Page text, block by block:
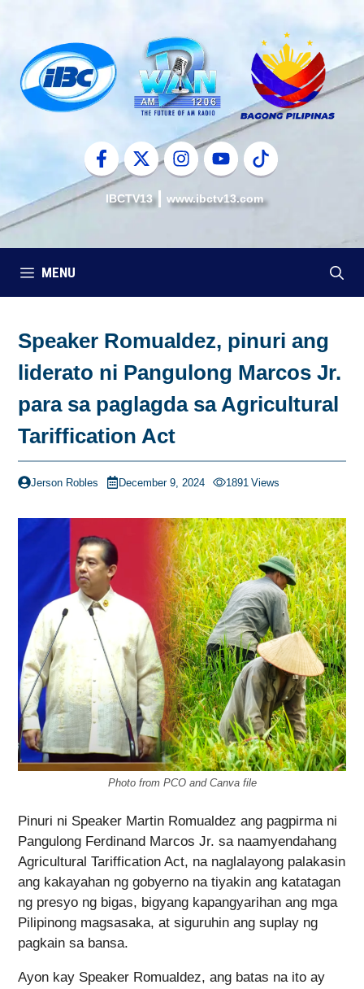
content
IBCTV13 www.ibctv13.com
MENU
Speaker Romualdez, pinuri ang
liderato ni Pangulong Marcos Jr.
para sa paglagda sa Agricultural
Tariffication Act
Jerson Robles December 9, 2024 1891 Views
Photo from PCO and Canva file
Pinuri ni Speaker Martin Romualdez ang pagpirma ni
Pangulong Ferdinand Marcos Jr. sa naamyendahang
Agricultural Tariffication Act, na naglalayong palakasin
ang kakayahan ng gobyerno na tiyakin ang katatagan
ng presyo ng bigas, bigyang kapangyarihan ang mga
Pilipinong magsasaka, at siguruhin ang suplay ng
pagkain sa bansa.
Ayon kay Speaker Romualdez, ang batas na ito ay